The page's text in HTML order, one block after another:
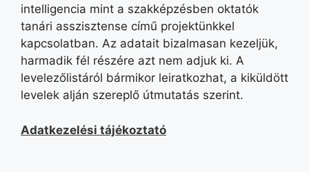
intelligencia mint a szakképzésben oktatók
tanári asszisztense című projektünkkel
kapcsolatban. Az adatait bizalmasan kezeljük,
harmadik fél részére azt nem adjuk ki. A
levelezőlistáról bármikor leiratkozhat, a kiküldött
levelek alján szereplő útmutatás szerint.
Adatkezelési tájékoztató